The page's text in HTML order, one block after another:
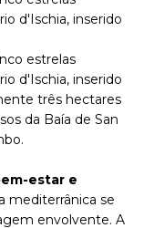
d'Ischia, inserido
estrelas
d'Ischia, inserido
três hectares
da Baía de San
estar e
mediterrânica se
envolvente. A